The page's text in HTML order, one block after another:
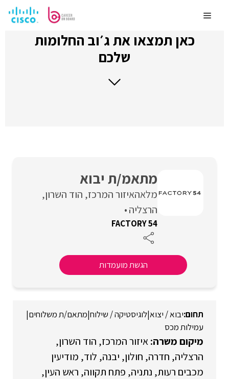
לתוכןMenu
כאן תמצאו את ג׳וב החלומות
שלכם
מתאמ/ת יבוא
מלאהאיזור המרכז הוד השרון
הרצליה
FACTORY 54
הגשת מועמדות
יבוא / יצוא|לוגיסטיקה / שילוח|מתאם/ת משלוחים|
עמילות מכס
איזור המרכז הוד השרון
הרצליה חדרה חולון יבנה לוד מודיעין
מכבים רעות נתניה פתח תקווה ראש העין